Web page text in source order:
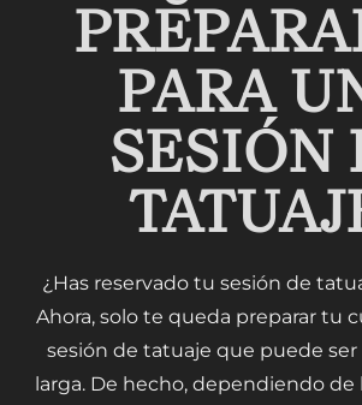
PARA
SESIÓN
¿Has reservado tu sesión de
Ahora, solo te queda preparar tu
sesión de tatuaje que puede
larga. De hecho, dependiendo de